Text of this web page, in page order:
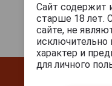
Сайт содержит
старше 18 лет.
сайте, не
характер и
для личного